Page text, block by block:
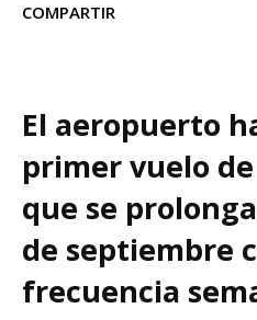
COMPARTIR
El aeropuerto
primer vuelo
que se
de septiembre
frecuencia